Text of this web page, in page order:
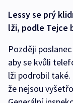
Lessy se prý
lži, podle Tejce
Později
aby se kvůli
lži podrobil
že nejsou